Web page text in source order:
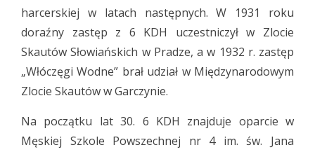
harcerskiej w latach następnych. W 1931 roku
doraźny zastęp z 6 KDH uczestniczył w Zlocie
Skautów Słowiańskich w Pradze, a w 1932 r. zastęp
„Włóczęgi Wodne” brał udział w Międzynarodowym
Zlocie Skautów w Garczynie.
Na początku lat 30. 6 KDH znajduje oparcie w
Męskiej Szkole Powszechnej nr 4 im. św. Jana